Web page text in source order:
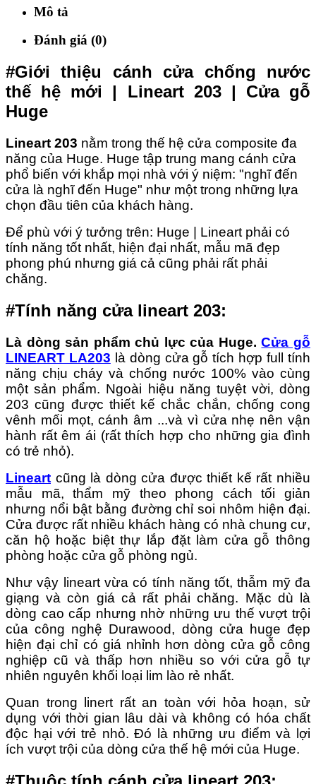
Mô tả
Đánh giá (0)
#Giới thiệu cánh cửa chống nước
thế hệ mới | Lineart 203 | Cửa gỗ
Huge
Lineart 203 nằm trong thế hệ cửa composite đa
năng của Huge. Huge tập trung mang cánh cửa
phổ biến với khắp mọi nhà với ý niệm: "nghĩ đến
cửa là nghĩ đến Huge" như một trong những lựa
chọn đầu tiên của khách hàng.
Để phù với ý tưởng trên: Huge | Lineart phải có
tính năng tốt nhất, hiện đại nhất, mẫu mã đẹp
phong phú nhưng giá cả cũng phải rất phải
chăng.
#Tính năng cửa lineart 203:
Là dòng sản phẩm chủ lực của Huge.Cửa gỗ
LINEART LA203 là dòng cửa gỗ tích hợp full tính
năng chịu cháy và chống nước 100% vào cùng
một sản phẩm. Ngoài hiệu năng tuyệt vời, dòng
203 cũng được thiết kế chắc chắn, chống cong
vênh mối mọt, cánh âm ...và vì cửa nhẹ nên vận
hành rất êm ái (rất thích hợp cho những gia đình
có trẻ nhỏ).
Lineart cũng là dòng cửa được thiết kế rất nhiều
mẫu mã, thẩm mỹ theo phong cách tối giản
nhưng nổi bật bằng đường chỉ soi nhôm hiện đại.
Cửa được rất nhiều khách hàng có nhà chung cư,
căn hộ hoặc biệt thự lắp đặt làm cửa gỗ thông
phòng hoặc cửa gỗ phòng ngủ.
Như vậy lineart vừa có tính năng tốt, thẫm mỹ đa
giạng và còn giá cả rất phải chăng. Mặc dù là
dòng cao cấp nhưng nhờ những ưu thế vượt trội
của công nghệ Durawood, dòng cửa huge đẹp
hiện đại chỉ có giá nhỉnh hơn dòng cửa gỗ công
nghiệp cũ và thấp hơn nhiều so với cửa gỗ tự
nhiên nguyên khối loại lim lào rẻ nhất.
Quan trong linert rất an toàn với hỏa hoạn, sử
dụng với thời gian lâu dài và không có hóa chất
độc hại với trẻ nhỏ. Đó là những ưu điểm và lợi
ích vượt trội của dòng cửa thế hệ mới của Huge.